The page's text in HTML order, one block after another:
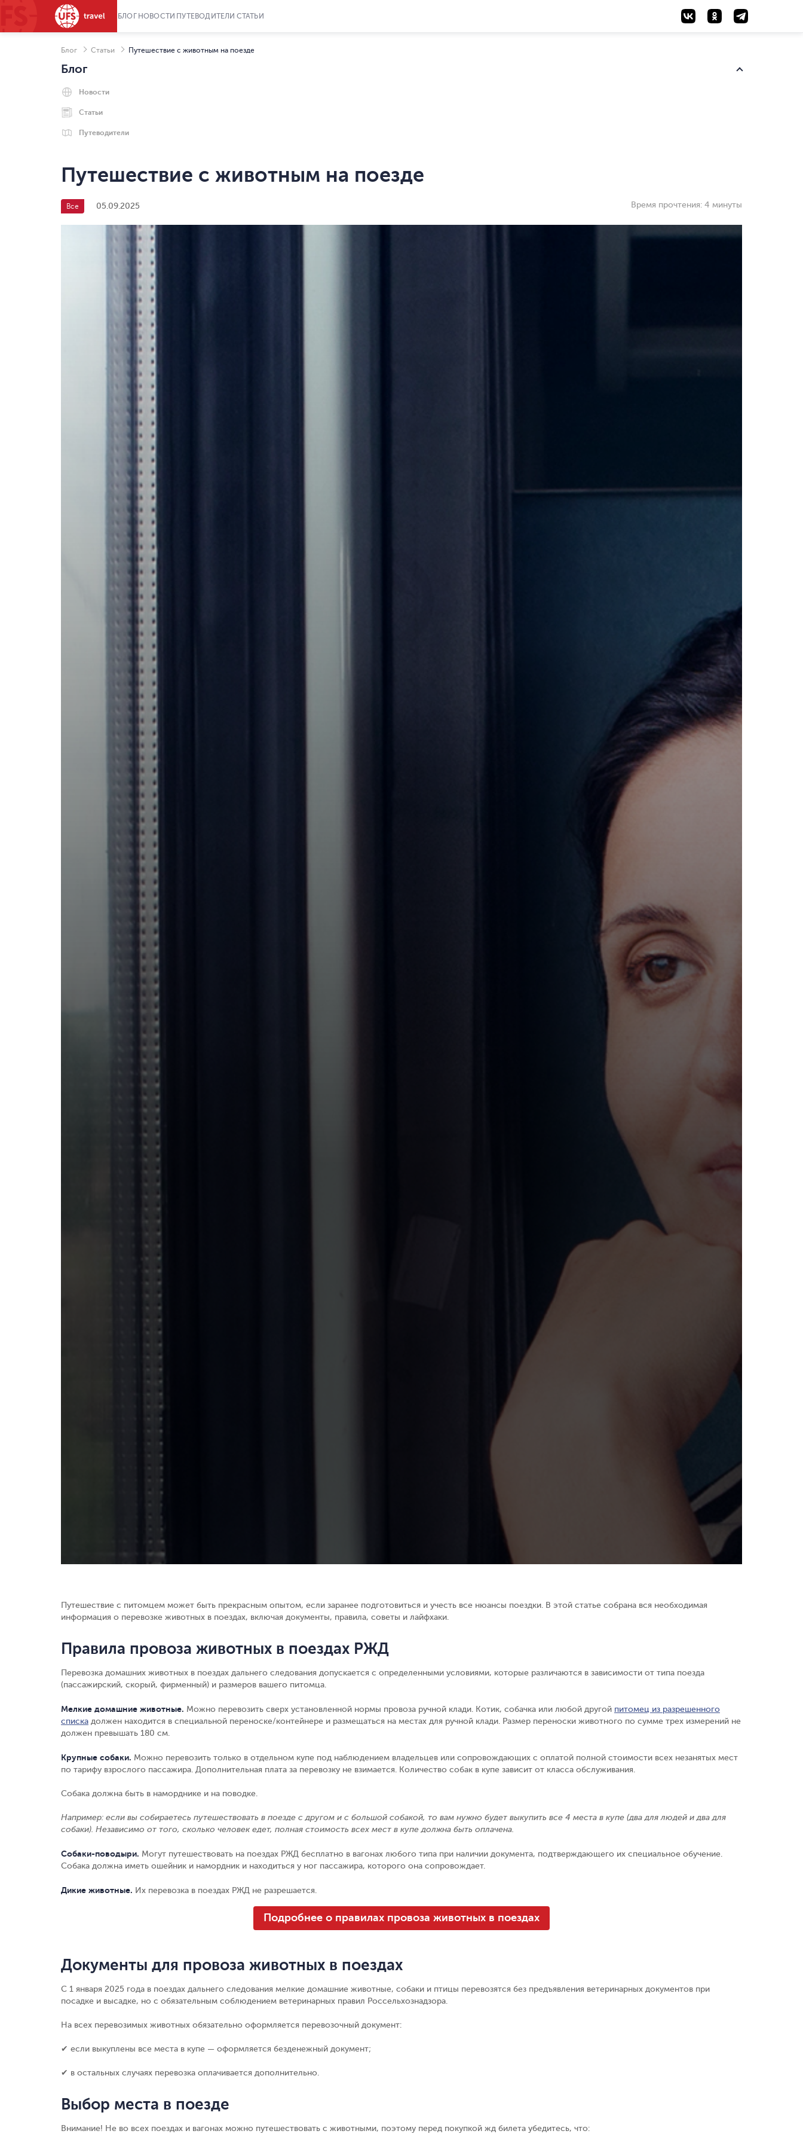
БЛОГ НОВОСТИ ПУТЕВОДИТЕЛИ СТАТЬИ
Блог Статьи Путешествие с животным на поезде
Блог
Новости
Статьи
Путеводители
Путешествие с животным на поезде
Все 05.09.2025 Время прочтения: 4 минуты
Путешествие с питомцем может быть прекрасным опытом, если заранее подготовиться и учесть все нюансы поездки. В этой статье собрана вся необходимая
информация о перевозке животных в поездах, включая документы, правила, советы и лайфхаки.
Правила провоза животных в поездах РЖД
Перевозка домашних животных в поездах дальнего следования допускается с определенными условиями, которые различаются в зависимости от типа поезда
(пассажирский, скорый, фирменный) и размеров вашего питомца.
Мелкие домашние животные. Можно перевозить сверх установленной нормы провоза ручной клади. Котик, собачка или любой другой питомец из разрешенного
списка должен находится в специальной переноске/контейнере и размещаться на местах для ручной клади. Размер переноски животного по сумме трех измерений не
должен превышать 180 см.
Крупные собаки. Можно перевозить только в отдельном купе под наблюдением владельцев или сопровождающих с оплатой полной стоимости всех незанятых мест
по тарифу взрослого пассажира. Дополнительная плата за перевозку не взимается. Количество собак в купе зависит от класса обслуживания.
Собака должна быть в наморднике и на поводке.
Например: если вы собираетесь путешествовать в поезде с другом и с большой собакой, то вам нужно будет выкупить все 4 места в купе (два для людей и два для
собаки). Независимо от того, сколько человек едет, полная стоимость всех мест в купе должна быть оплачена.
Собаки-поводыри. Могут путешествовать на поездах РЖД бесплатно в вагонах любого типа при наличии документа, подтверждающего их специальное обучение.
Собака должна иметь ошейник и намордник и находиться у ног пассажира, которого она сопровождает.
Дикие животные. Их перевозка в поездах РЖД не разрешается.
Подробнее о правилах провоза животных в поездах
Документы для провоза животных в поездах
С 1 января 2025 года в поездах дальнего следования мелкие домашние животные, собаки и птицы перевозятся без предъявления ветеринарных документов при
посадке и высадке, но с обязательным соблюдением ветеринарных правил Россельхознадзора.
На всех перевозимых животных обязательно оформляется перевозочный документ:
✔ если выкуплены все места в купе — оформляется безденежный документ;
✔ в остальных случаях перевозка оплачивается дополнительно.
Выбор места в поезде
Внимание! Не во всех поездах и вагонах можно путешествовать с животными, поэтому перед покупкой жд билета убедитесь, что: